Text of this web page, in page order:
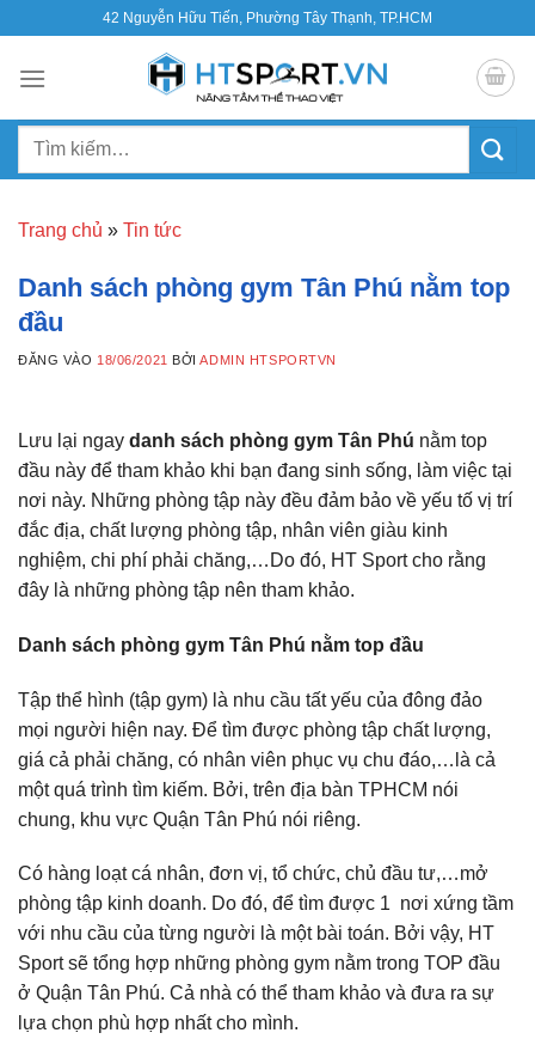
nội
42 Nguyễn Hữu Tiến, Phường Tây Thạnh, TP.HCM
Tìm
Trang chủ » Tin tức
Danh sách phòng gym Tân Phú nằm top
đầu
ĐĂNG VÀO 18/06/2021 BỞIADMIN HTSPORTVN
Lưu lại ngay danh sách phòng gym Tân Phú nằm top
đầu này để tham khảo khi bạn đang sinh sống, làm việc tại
nơi này. Những phòng tập này đều đảm bảo về yếu tố vị trí
đắc địa, chất lượng phòng tập, nhân viên giàu kinh
nghiệm, chi phí phải chăng,…Do đó, HT Sport cho rằng
đây là những phòng tập nên tham khảo.
Danh sách phòng gym Tân Phú nằm top đầu
Tập thể hình (tập gym) là nhu cầu tất yếu của đông đảo
mọi người hiện nay. Để tìm được phòng tập chất lượng,
giá cả phải chăng, có nhân viên phục vụ chu đáo,…là cả
một quá trình tìm kiếm. Bởi, trên địa bàn TPHCM nói
chung, khu vực Quận Tân Phú nói riêng.
Có hàng loạt cá nhân, đơn vị, tổ chức, chủ đầu tư,…mở
phòng tập kinh doanh. Do đó, để tìm được 1 nơi xứng tầm
với nhu cầu của từng người là một bài toán. Bởi vậy, HT
Sport sẽ tổng hợp những phòng gym nằm trong TOP đầu
ở Quận Tân Phú. Cả nhà có thể tham khảo và đưa ra sự
lựa chọn phù hợp nhất cho mình.